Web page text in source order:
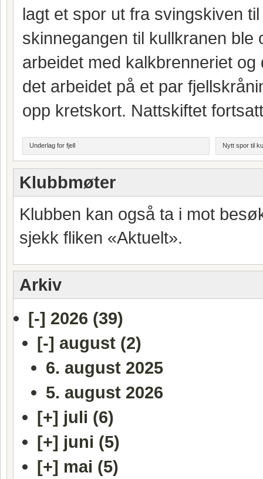
lagt et spor ut fra svingskiven
skinnegangen til kullkranen
arbeidet med kalkbrenneriet
det arbeidet på et par
opp kretskort. Nattskiftet
Underlag for fjell Nytt spor til
Klubbmøter
Klubben kan også ta i mot
sjekk fliken «Aktuelt».
Arkiv
[-] 2026 (39)
[-] august (2)
6. august 2025
5. august 2026
[+] juli (6)
[+] juni (5)
[+] mai (5)